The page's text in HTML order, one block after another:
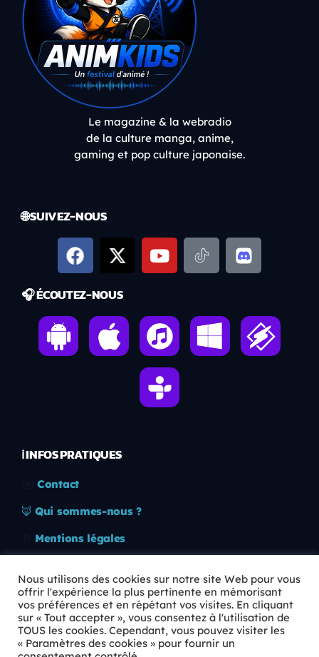
Le magazine & la webradio
de la culture manga, anime,
gaming et pop culture japonaise.
🌐 SUIVEZ-NOUS
🎧 ÉCOUTEZ-NOUS
ℹ️ INFOS PRATIQUES
Contact
🦊 Qui sommes-nous ?
Mentions légales
🛡️ RGPD
Copyright © 2026 Animkids. Tous droits réservés.
Nous utilisons des cookies sur notre site Web pour vous
offrir l'expérience la plus pertinente en mémorisant
vos préférences et en répétant vos visites. En cliquant
sur « Tout accepter », vous consentez à l'utilisation de
TOUS les cookies. Cependant, vous pouvez visiter les
« Paramètres des cookies » pour fournir un